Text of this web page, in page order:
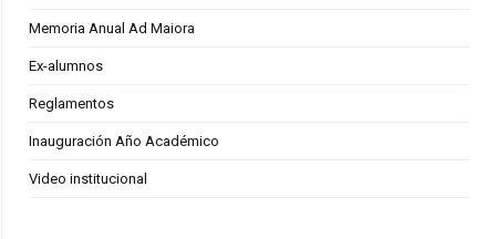
Memoria Anual Ad Maiora
Ex-alumnos
Reglamentos
Inauguración Año Académico
Video institucional